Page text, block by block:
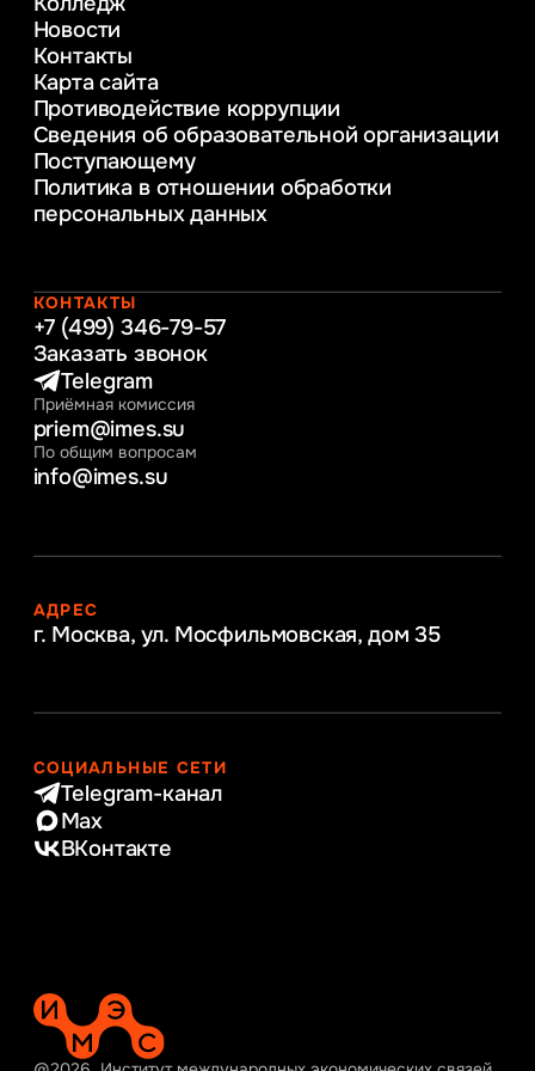
в образовании
Веб-дизайн
Управление инновационным развитием
предприятия
Уголовное право
Информационные технологии в бизнесе
Информационное и программное
обеспечение бизнес процессов
Управление человеческими ресурсами
Интернет-маркетинг
Новости
Контакты
Карта сайта
Противодействие коррупции
Сведения об образовательной организации
Поступающему
Политика в отношении обработки
персональных данных
КОНТАКТЫ
+7 (499) 346-79-57
Заказать звонок
Telegram
Приёмная комиссия
priem@imes.su
По общим вопросам
info@imes.su
АДРЕС
г. Москва, ул. Мосфильмовская, дом 35
СОЦИАЛЬНЫЕ СЕТИ
Telegram-канал
Max
ВКонтакте